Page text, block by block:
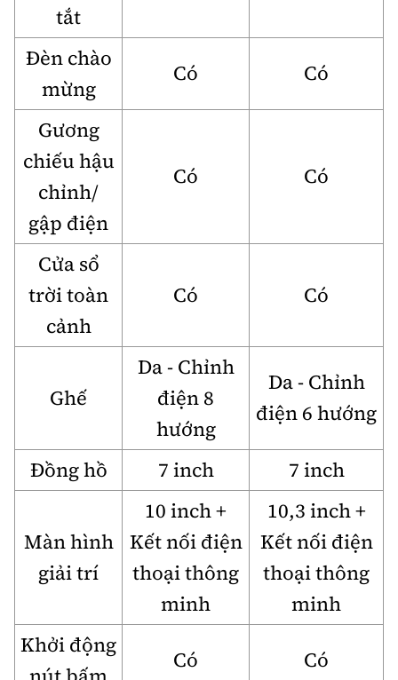
tắt
Đèn chào
mừng
Có Có
Gương
chiếu hậu
chỉnh/
gập điện
Có Có
Cửa sổ
trời toàn
cảnh
Có Có
Ghế
Da - Chỉnh
điện 8
hướng
Da - Chỉnh
điện 6 hướng
Đồng hồ 7 inch 7 inch
Màn hình
giải trí
10 inch +
Kết nối điện
thoại thông
minh
10,3 inch +
Kết nối điện
thoại thông
minh
Khởi động
Có Có